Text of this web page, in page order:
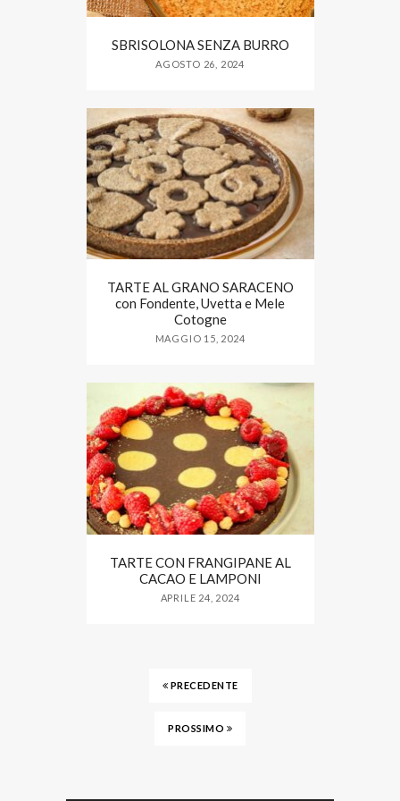
SBRISOLONA SENZA BURRO
AGOSTO 26, 2024
TARTE AL GRANO SARACENO
con Fondente, Uvetta e Mele
Cotogne
MAGGIO 15, 2024
TARTE CON FRANGIPANE AL
CACAO E LAMPONI
APRILE 24, 2024
PRECEDENTE
PROSSIMO